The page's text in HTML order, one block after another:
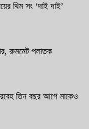
থিম সং ‘দাই দাই’
রুমমেট পলাতক
তিন বছর আগে মাকেও